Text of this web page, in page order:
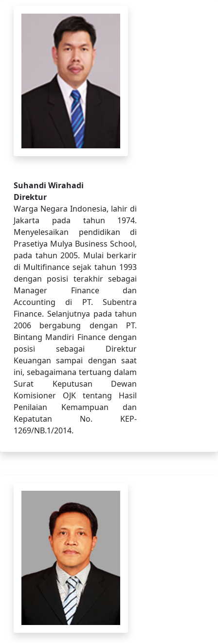
Suhandi Wirahadi
Direktur
Warga Negara Indonesia, lahir di
Jakarta pada tahun 1974.
Menyelesaikan pendidikan di
Prasetiya Mulya Business School,
pada tahun 2005. Mulai berkarir
di Multifinance sejak tahun 1993
dengan posisi terakhir sebagai
Manager Finance dan
Accounting di PT. Subentra
Finance. Selanjutnya pada tahun
2006 bergabung dengan PT.
Bintang Mandiri Finance dengan
posisi sebagai Direktur
Keuangan sampai dengan saat
ini, sebagaimana tertuang dalam
Surat Keputusan Dewan
Komisioner OJK tentang Hasil
Penilaian Kemampuan dan
Kepatutan No. KEP-
1269/NB.1/2014.